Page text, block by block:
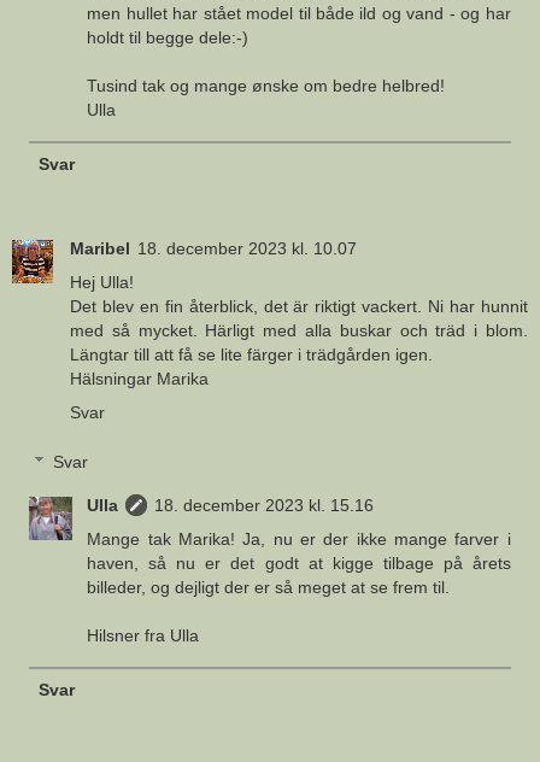
men hullet har stået model til både ild og vand - og har
holdt til begge dele:-)
Tusind tak og mange ønske om bedre helbred!
Ulla
Svar
Maribel 18. december 2023 kl. 10.07
Hej Ulla!
Det blev en fin återblick, det är riktigt vackert. Ni har hunnit
med så mycket. Härligt med alla buskar och träd i blom.
Längtar till att få se lite färger i trädgården igen.
Hälsningar Marika
Svar
Svar
Ulla
18. december 2023 kl. 15.16
Mange tak Marika! Ja, nu er der ikke mange farver i
haven, så nu er det godt at kigge tilbage på årets
billeder, og dejligt der er så meget at se frem til.
Hilsner fra Ulla
Svar